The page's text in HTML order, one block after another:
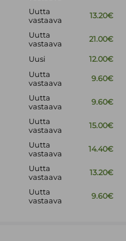
Uutta
vastaava
13.20€
Uutta
vastaava
21.00€
Uusi 12.00€
Uutta
vastaava
9.60€
Uutta
vastaava
9.60€
Uutta
vastaava
15.00€
Uutta
vastaava
14.40€
Uutta
vastaava
13.20€
Uutta
vastaava
9.60€